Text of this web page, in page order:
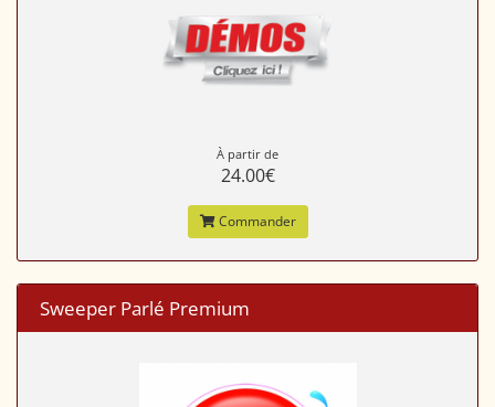
À partir de
24.00€
Commander
Sweeper Parlé Premium